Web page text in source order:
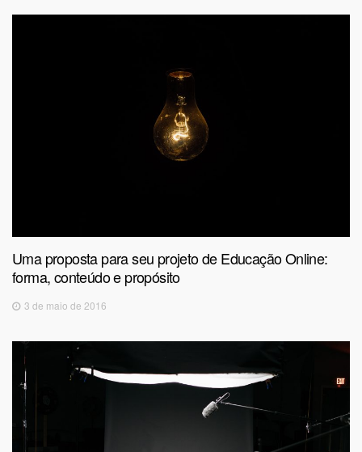
Uma proposta para seu projeto de Educação Online:
forma, conteúdo e propósito
3 de maio de 2016